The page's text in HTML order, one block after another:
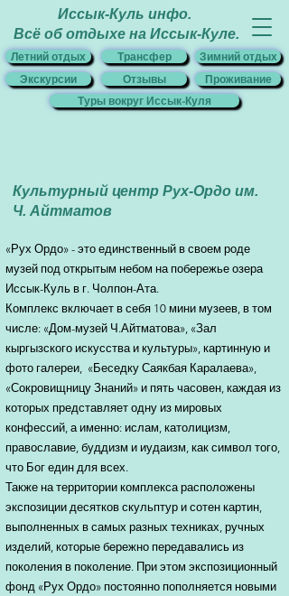
Отзывы
Иссык-Куль инфо.
Всё об отдыхе на Иссык-Куле.
Летний отдых
Туры вокруг Иссык-Куля
Зимний отдых
Экскурсии
Трансфер
Проживание
Культурный центр Рух-Ордо им.
Ч. Айтматов
«Рух Ордо» - это единственный в своем роде
музей под открытым небом на побережье озера
Иссык-Куль в г. Чолпон-Ата.
Комплекс включает в себя 10 мини музеев, в том
числе: «Дом-музей Ч.Айтматова», «Зал
кыргызского искусства и культуры», картинную и
фото галереи, «Беседку Саякбая Каралаева»,
«Сокровищницу Знаний» и пять часовен, каждая из
которых представляет одну из мировых
конфессий, а именно: ислам, католицизм,
православие, буддизм и иудаизм, как символ того,
что Бог един для всех.
Также на территории комплекса расположены
экспозиции десятков скульптур и сотен картин,
выполненных в самых разных техниках, ручных
изделий, которые бережно передавались из
поколения в поколение. При этом экспозиционный
фонд «Рух Ордо» постоянно пополняется новыми